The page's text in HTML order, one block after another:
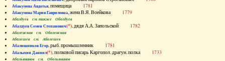
Абакумова Авдотья, помещица 1781
Абакумова Мария Гавриловна, жена В.Я. Воейкова 1779
Абалдуев см. также Оболдуев
Абалдуев Семен Степанович(*), дядя А.А. Запольской 1782
Абаленская см. Оболенская
Абалешев см. Аболешев
Абалишников Егор, рыб. промышленник 1781
Абалыхин Даниил(*), полковой писарь Каргопол. драгун. полка 1733
Абальянинов см. Обольянинов